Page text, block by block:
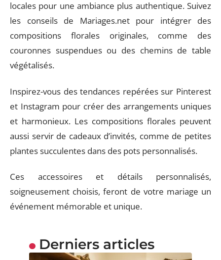
locales pour une ambiance plus authentique. Suivez
les conseils de Mariages.net pour intégrer des
compositions florales originales, comme des
couronnes suspendues ou des chemins de table
végétalisés.
Inspirez-vous des tendances repérées sur Pinterest
et Instagram pour créer des arrangements uniques
et harmonieux. Les compositions florales peuvent
aussi servir de cadeaux d’invités, comme de petites
plantes succulentes dans des pots personnalisés.
Ces accessoires et détails personnalisés,
soigneusement choisis, feront de votre mariage un
événement mémorable et unique.
Derniers articles